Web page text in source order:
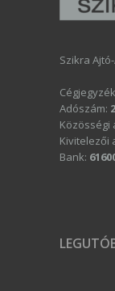
Szikra
Adószám:
Közösségi
Kivitelezői
Bank: